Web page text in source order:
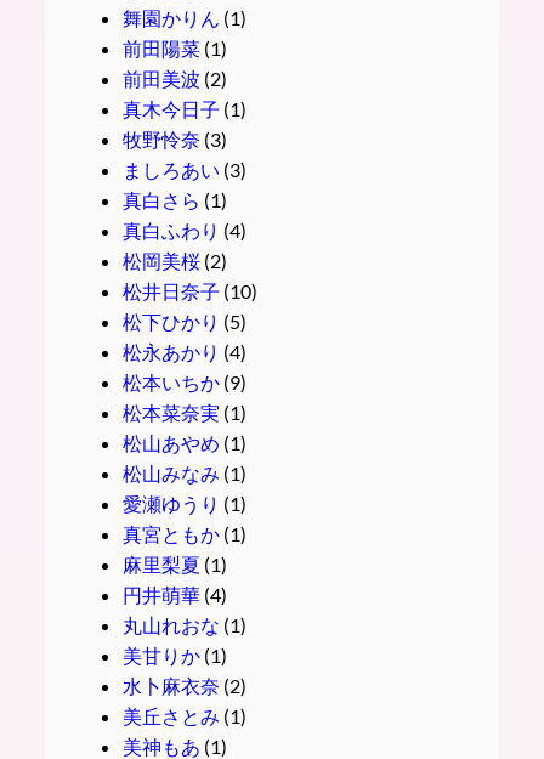
舞園かりん (1)
前田陽菜(1)
前田美波 (2)
真木今日子 (1)
牧野怜奈 (3)
ましろあい (3)
真白さら (1)
真白ふわり (4)
松岡美桜(2)
松井日奈子 (10)
松下ひかり (5)
松永あかり (4)
松本いちか(9)
松本菜奈実 (1)
松山あやめ (1)
松山みなみ (1)
愛瀬ゆうり (1)
真宮ともか(1)
麻里梨夏 (1)
円井萌華(4)
丸山れおな (1)
美甘りか(1)
水卜麻衣奈 (2)
美丘さとみ (1)
美神もあ (1)